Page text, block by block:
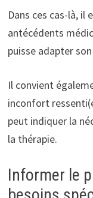
Dans ces cas-là, il
antécédents
puisse adapter
Il convient
inconfort
peut indiquer la
la thérapie.
Informer le